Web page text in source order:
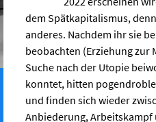
dem Spätkapitalismus,
anderes. Nachdem ihr sie
beobachten (Erziehung zur
Suche nach der Utopie
konntet, hitten
und finden sich wieder
Anbiederung,